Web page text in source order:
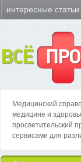
интересные статьи
ВСЁ ПРО
Медицинский
медицине и
просветительский
сервисами для